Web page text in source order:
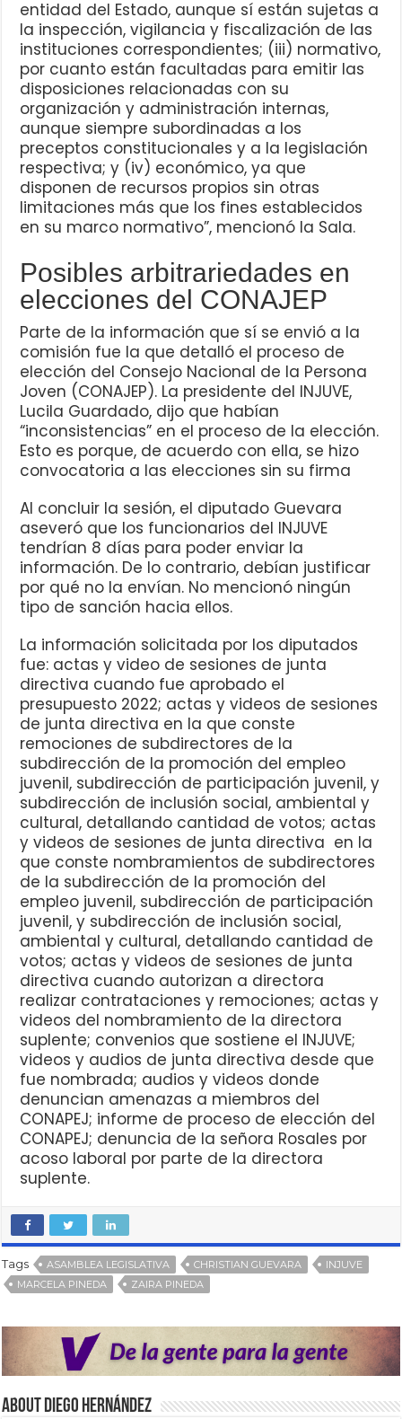
entidad del Estado, aunque sí están sujetas a
la inspección, vigilancia y fiscalización de las
instituciones correspondientes; (iii) normativo,
por cuanto están facultadas para emitir las
disposiciones relacionadas con su
organización y administración internas,
aunque siempre subordinadas a los
preceptos constitucionales y a la legislación
respectiva; y (iv) económico, ya que
disponen de recursos propios sin otras
limitaciones más que los fines establecidos
en su marco normativo”, mencionó la Sala.
Posibles arbitrariedades en
elecciones del CONAJEP
Parte de la información que sí se envió a la
comisión fue la que detalló el proceso de
elección del Consejo Nacional de la Persona
Joven (CONAJEP). La presidente del INJUVE,
Lucila Guardado, dijo que habían
“inconsistencias” en el proceso de la elección.
Esto es porque, de acuerdo con ella, se hizo
convocatoria a las elecciones sin su firma
Al concluir la sesión, el diputado Guevara
aseveró que los funcionarios del INJUVE
tendrían 8 días para poder enviar la
información. De lo contrario, debían justificar
por qué no la envían. No mencionó ningún
tipo de sanción hacia ellos.
La información solicitada por los diputados
fue: actas y video de sesiones de junta
directiva cuando fue aprobado el
presupuesto 2022; actas y videos de sesiones
de junta directiva en la que conste
remociones de subdirectores de la
subdirección de la promoción del empleo
juvenil, subdirección de participación juvenil, y
subdirección de inclusión social, ambiental y
cultural, detallando cantidad de votos; actas
y videos de sesiones de junta directiva en la
que conste nombramientos de subdirectores
de la subdirección de la promoción del
empleo juvenil, subdirección de participación
juvenil, y subdirección de inclusión social,
ambiental y cultural, detallando cantidad de
votos; actas y videos de sesiones de junta
directiva cuando autorizan a directora
realizar contrataciones y remociones; actas y
videos del nombramiento de la directora
suplente; convenios que sostiene el INJUVE;
videos y audios de junta directiva desde que
fue nombrada; audios y videos donde
denuncian amenazas a miembros del
CONAPEJ; informe de proceso de elección del
CONAPEJ; denuncia de la señora Rosales por
acoso laboral por parte de la directora
suplente.
Tags ASAMBLEA LEGISLATIVA CHRISTIAN GUEVARA
INJUVE
MARCELA PINEDA
ZAIRA PINEDA
About Diego Hernández